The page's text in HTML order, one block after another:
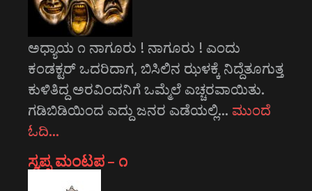
ಅಧ್ಯಾಯ ೧ ನಾಗೂರು ! ನಾಗೂರು ! ಎಂದು
ಕಂಡಕ್ಟರ್ ಒದರಿದಾಗ, ಬಿಸಿಲಿನ ಝಳಕ್ಕೆ ನಿದ್ದೆತೂಗುತ್ತ
ಕುಳಿತಿದ್ದ ಅರವಿಂದನಿಗೆ ಒಮ್ಮೆಲೆ ಎಚ್ಚರವಾಯಿತು.
ಗಡಿಬಿಡಿಯಿಂದ ಎದ್ದು ಜನರ ಎಡೆಯಲ್ಲಿ… ಮುಂದೆ
ಓದಿ…
ಸ್ವಪ್ನ ಮಂಟಪ – ೧